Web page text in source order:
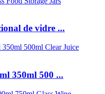
de vidre ...
350ml 500 ...